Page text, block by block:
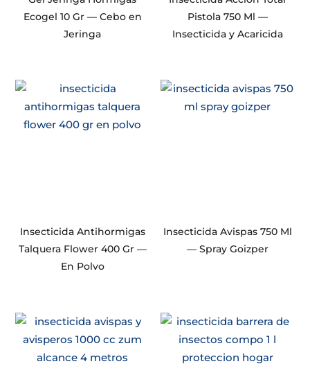
Ecogel 10 Gr — Cebo en
Jeringa
Pistola 750 Ml —
Insecticida y Acaricida
Insecticida Antihormigas
Talquera Flower 400 Gr —
En Polvo
Insecticida Avispas 750 Ml
— Spray Goizper